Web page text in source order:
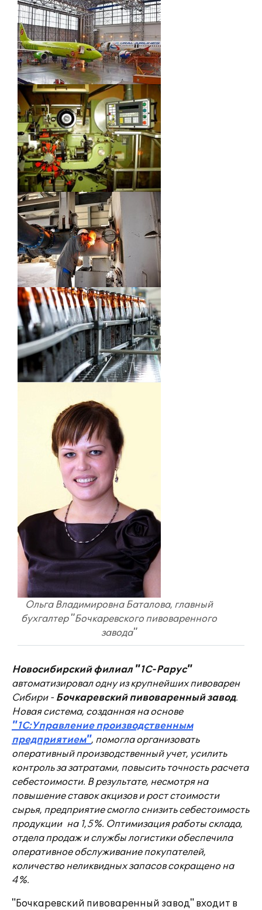
Ольга Владимировна Баталова, главный
бухгалтер "Бочкаревского пивоваренного
завода"
Новосибирский филиал "1С-Рарус"
автоматизировал одну из крупнейших пивоварен
Сибири - Бочкаревский пивоваренный завод.
Новая система, созданная на основе
"1С:Управление производственным
предприятием", помогла организовать
оперативный производственный учет, усилить
контроль за затратами, повысить точность расчета
себестоимости. В результате, несмотря на
повышение ставок акцизов и рост стоимости
сырья, предприятие смогло снизить себестоимость
продукции на 1,5%. Оптимизация работы склада,
отдела продаж и службы логистики обеспечила
оперативное обслуживание покупателей,
количество неликвидных запасов сокращено на
4%.
"Бочкаревский пивоваренный завод" входит в